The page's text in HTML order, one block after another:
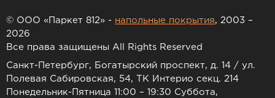
© ООО «Паркет 812» - напольные покрытия, 2003 –
2026
Все права защищены All Rights Reserved
Санкт-Петербург, Богатырский проспект, д. 14 / ул.
Полевая Сабировская, 54, ТК Интерио секц. 214
Понедельник-Пятница 11:00 – 19:30 Суббота,